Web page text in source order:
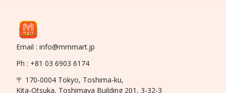
Email : info@mmmart.jp
Ph : +81 03 6903 6174
〒 170-0004 Tokyo, Toshima-ku,
Kita-Otsuka, Toshimaya Building 201, 3-32-3